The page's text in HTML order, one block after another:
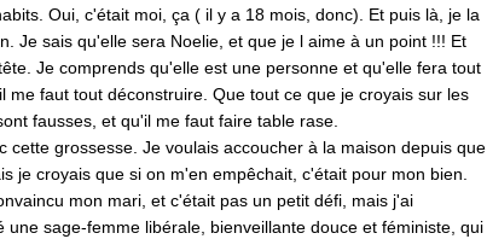
Oui, c'était moi, ça ( il y a 18 mois, donc). Et puis là, je la
Je sais qu'elle sera Noelie, et que je l aime à un point !!! Et
Je comprends qu'elle est une personne et qu'elle fera tout
me faut tout déconstruire. Que tout ce que je croyais sur les
fausses, et qu'il me faut faire table rase.
cette grossesse. Je voulais accoucher à la maison depuis que
je croyais que si on m'en empêchait, c'était pour mon bien.
mon mari, et c'était pas un petit défi, mais j'ai
une sage-femme libérale, bienveillante douce et féministe, qui